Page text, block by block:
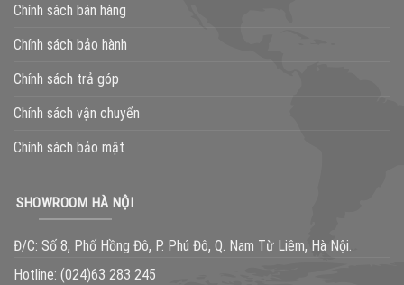
Chính sách bán hàng
Chính sách bảo hành
Chính sách trả góp
Chính sách vận chuyển
Chính sách bảo mật
SHOWROOM HÀ NỘI
Đ/C: Số 8, Phố Hồng Đô, P. Phú Đô, Q. Nam Từ Liêm, Hà Nội.
Hotline: (024)63 283 245